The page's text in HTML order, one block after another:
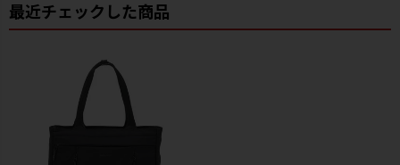
最近チェックした商品